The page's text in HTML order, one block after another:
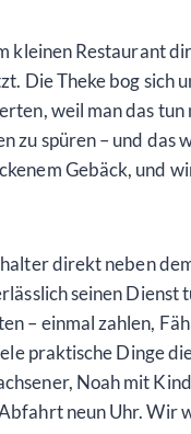
kleinen Restaurant
Die Theke bog
weil man das tun
zu spüren – und
Gebäck, und
direkt neben
seinen
– einmal zahlen,
praktische Dinge
Noah mit
neun Uhr. Wir